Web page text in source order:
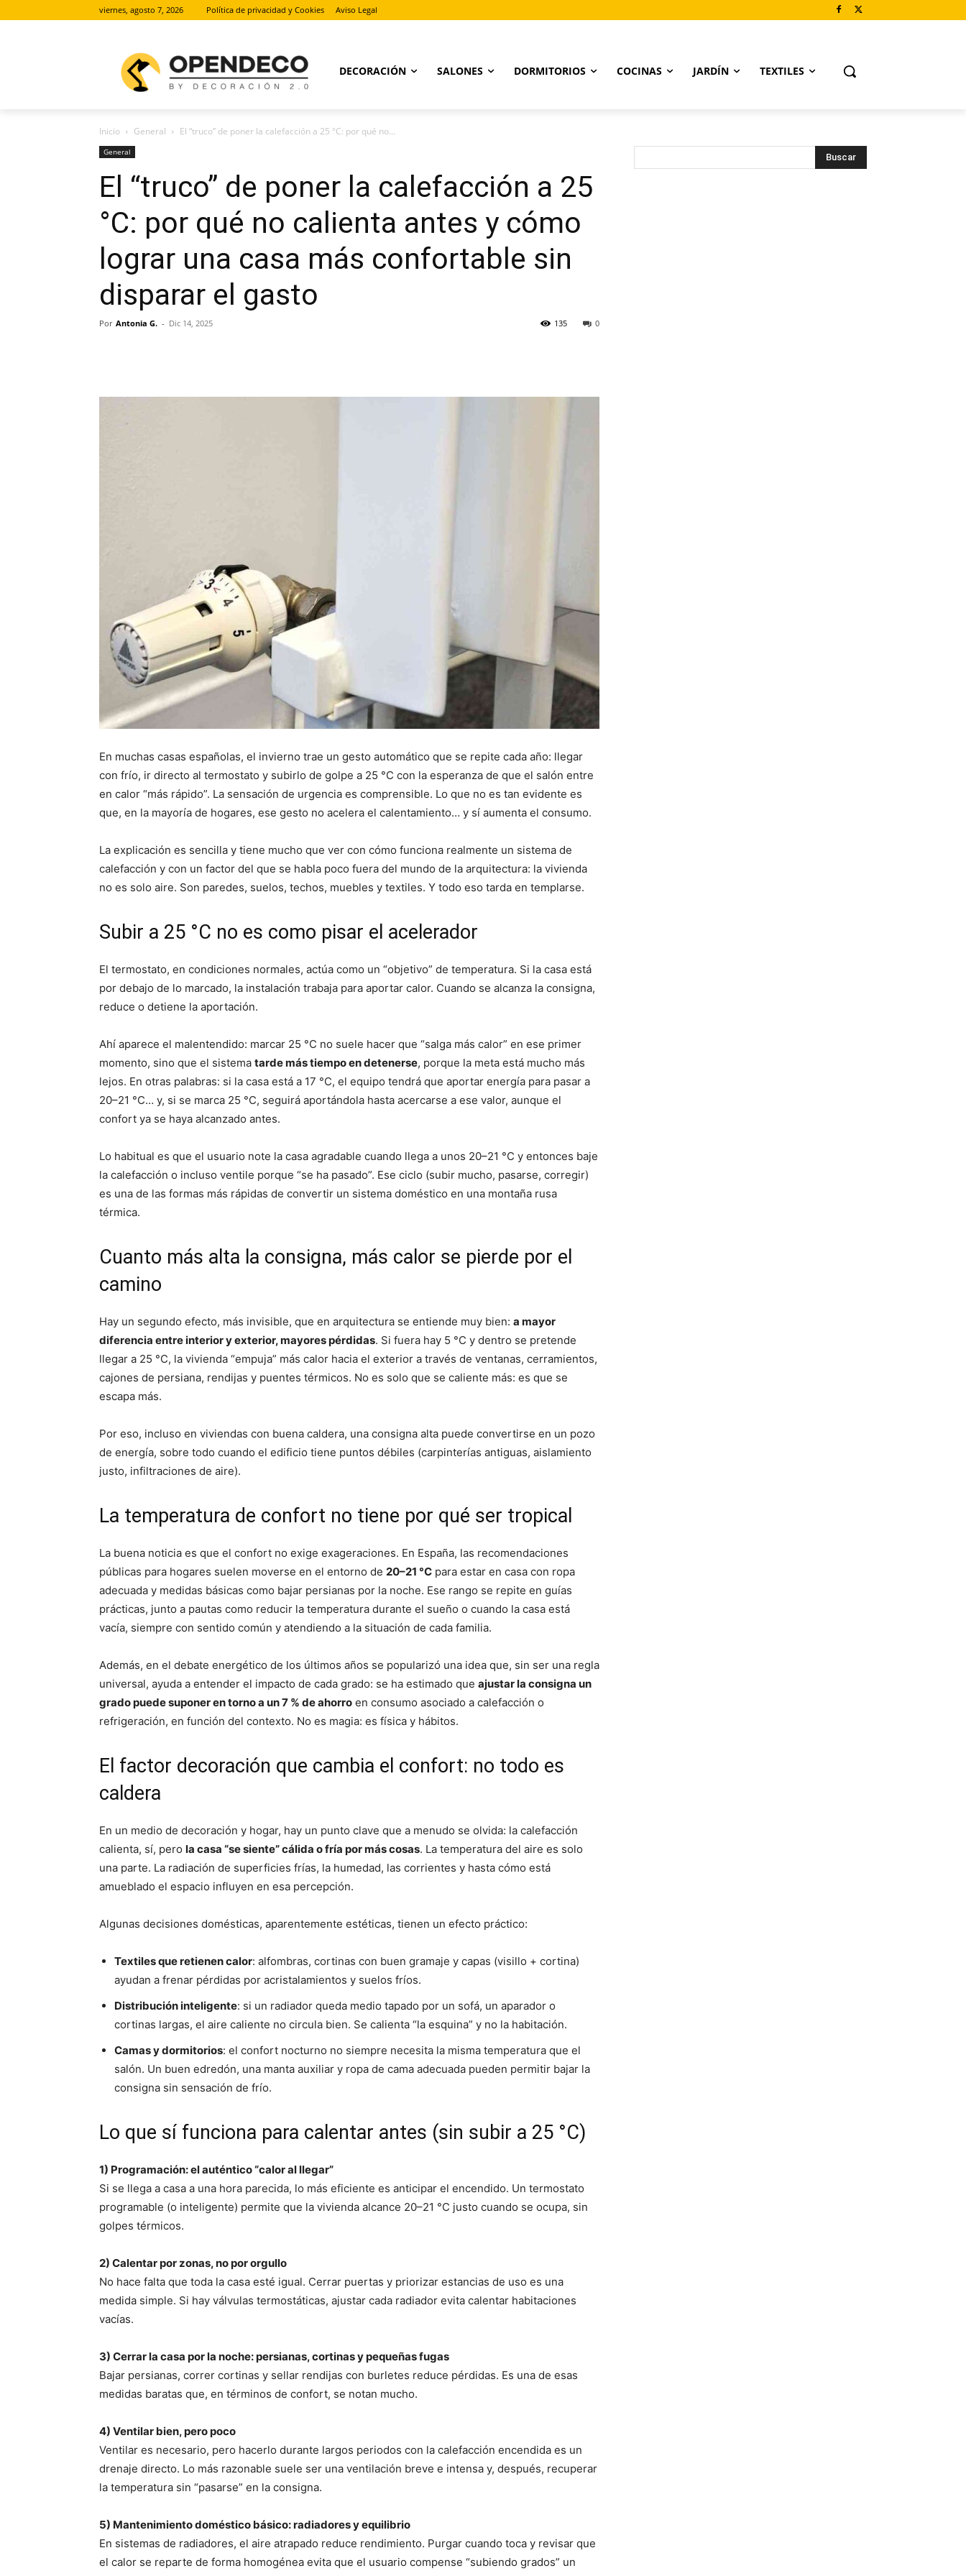
viernes, agosto 7, 2026 Política de privacidad y Cookies Aviso Legal
DECORACIÓN SALONES DORMITORIOS COCINAS JARDÍN TEXTILES
Inicio General El “truco” de poner la calefacción a 25 °C: por qué no...
General
El “truco” de poner la calefacción a 25
°C: por qué no calienta antes y cómo
lograr una casa más confortable sin
disparar el gasto
Por Antonia G. - Dic 14, 2025 0
135
En muchas casas españolas, el invierno trae un gesto automático que se repite cada año: llegar
con frío, ir directo al termostato y subirlo de golpe a 25 °C con la esperanza de que el salón entre
en calor “más rápido”. La sensación de urgencia es comprensible. Lo que no es tan evidente es
que, en la mayoría de hogares, ese gesto no acelera el calentamiento… y sí aumenta el consumo.
La explicación es sencilla y tiene mucho que ver con cómo funciona realmente un sistema de
calefacción y con un factor del que se habla poco fuera del mundo de la arquitectura: la vivienda
no es solo aire. Son paredes, suelos, techos, muebles y textiles. Y todo eso tarda en templarse.
Subir a 25 °C no es como pisar el acelerador
El termostato, en condiciones normales, actúa como un “objetivo” de temperatura. Si la casa está
por debajo de lo marcado, la instalación trabaja para aportar calor. Cuando se alcanza la consigna,
reduce o detiene la aportación.
Ahí aparece el malentendido: marcar 25 °C no suele hacer que “salga más calor” en ese primer
momento, sino que el sistema tarde más tiempo en detenerse, porque la meta está mucho más
lejos. En otras palabras: si la casa está a 17 °C, el equipo tendrá que aportar energía para pasar a
20–21 °C… y, si se marca 25 °C, seguirá aportándola hasta acercarse a ese valor, aunque el
confort ya se haya alcanzado antes.
Lo habitual es que el usuario note la casa agradable cuando llega a unos 20–21 °C y entonces baje
la calefacción o incluso ventile porque “se ha pasado”. Ese ciclo (subir mucho, pasarse, corregir)
es una de las formas más rápidas de convertir un sistema doméstico en una montaña rusa
térmica.
Cuanto más alta la consigna, más calor se pierde por el
camino
Hay un segundo efecto, más invisible, que en arquitectura se entiende muy bien: a mayor
diferencia entre interior y exterior, mayores pérdidas. Si fuera hay 5 °C y dentro se pretende
llegar a 25 °C, la vivienda “empuja” más calor hacia el exterior a través de ventanas, cerramientos,
cajones de persiana, rendijas y puentes térmicos. No es solo que se caliente más: es que se
escapa más.
Por eso, incluso en viviendas con buena caldera, una consigna alta puede convertirse en un pozo
de energía, sobre todo cuando el edificio tiene puntos débiles (carpinterías antiguas, aislamiento
justo, infiltraciones de aire).
La temperatura de confort no tiene por qué ser tropical
La buena noticia es que el confort no exige exageraciones. En España, las recomendaciones
públicas para hogares suelen moverse en el entorno de 20–21 °C para estar en casa con ropa
adecuada y medidas básicas como bajar persianas por la noche. Ese rango se repite en guías
prácticas, junto a pautas como reducir la temperatura durante el sueño o cuando la casa está
vacía, siempre con sentido común y atendiendo a la situación de cada familia.
Además, en el debate energético de los últimos años se popularizó una idea que, sin ser una regla
universal, ayuda a entender el impacto de cada grado: se ha estimado que ajustar la consigna un
grado puede suponer en torno a un 7 % de ahorro en consumo asociado a calefacción o
refrigeración, en función del contexto. No es magia: es física y hábitos.
El factor decoración que cambia el confort: no todo es
caldera
En un medio de decoración y hogar, hay un punto clave que a menudo se olvida: la calefacción
calienta, sí, pero la casa “se siente” cálida o fría por más cosas. La temperatura del aire es solo
una parte. La radiación de superficies frías, la humedad, las corrientes y hasta cómo está
amueblado el espacio influyen en esa percepción.
Algunas decisiones domésticas, aparentemente estéticas, tienen un efecto práctico:
Textiles que retienen calor: alfombras, cortinas con buen gramaje y capas (visillo + cortina)
ayudan a frenar pérdidas por acristalamientos y suelos fríos.
Distribución inteligente: si un radiador queda medio tapado por un sofá, un aparador o
cortinas largas, el aire caliente no circula bien. Se calienta “la esquina” y no la habitación.
Camas y dormitorios: el confort nocturno no siempre necesita la misma temperatura que el
salón. Un buen edredón, una manta auxiliar y ropa de cama adecuada pueden permitir bajar la
consigna sin sensación de frío.
Lo que sí funciona para calentar antes (sin subir a 25 °C)
1) Programación: el auténtico “calor al llegar”
Si se llega a casa a una hora parecida, lo más eficiente es anticipar el encendido. Un termostato
programable (o inteligente) permite que la vivienda alcance 20–21 °C justo cuando se ocupa, sin
golpes térmicos.
2) Calentar por zonas, no por orgullo
No hace falta que toda la casa esté igual. Cerrar puertas y priorizar estancias de uso es una
medida simple. Si hay válvulas termostáticas, ajustar cada radiador evita calentar habitaciones
vacías.
3) Cerrar la casa por la noche: persianas, cortinas y pequeñas fugas
Bajar persianas, correr cortinas y sellar rendijas con burletes reduce pérdidas. Es una de esas
medidas baratas que, en términos de confort, se notan mucho.
4) Ventilar bien, pero poco
Ventilar es necesario, pero hacerlo durante largos periodos con la calefacción encendida es un
drenaje directo. Lo más razonable suele ser una ventilación breve e intensa y, después, recuperar
la temperatura sin “pasarse” en la consigna.
5) Mantenimiento doméstico básico: radiadores y equilibrio
En sistemas de radiadores, el aire atrapado reduce rendimiento. Purgar cuando toca y revisar que
el calor se reparte de forma homogénea evita que el usuario compense “subiendo grados” un